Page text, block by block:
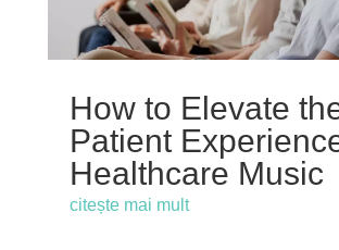
How to Elevate
Patient
Healthcare Music
citește mai mult